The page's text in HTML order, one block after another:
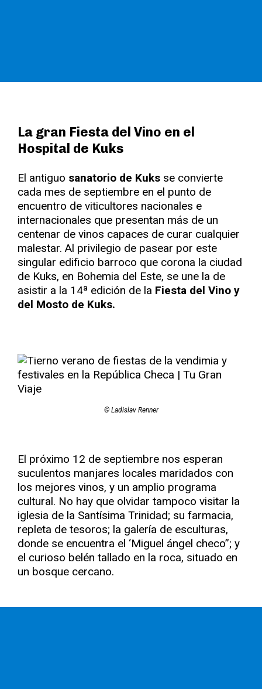
La gran Fiesta del Vino en el
Hospital de Kuks
El antiguo sanatorio de Kuks se convierte
cada mes de septiembre en el punto de
encuentro de viticultores nacionales e
internacionales que presentan más de un
centenar de vinos capaces de curar cualquier
malestar. Al privilegio de pasear por este
singular edificio barroco que corona la ciudad
de Kuks, en Bohemia del Este, se une la de
asistir a la 14ª edición de la Fiesta del Vino y
del Mosto de Kuks.
© Ladislav Renner
El próximo 12 de septiembre nos esperan
suculentos manjares locales maridados con
los mejores vinos, y un amplio programa
cultural. No hay que olvidar tampoco visitar la
iglesia de la Santísima Trinidad; su farmacia,
repleta de tesoros; la galería de esculturas,
donde se encuentra el ‘Miguel ángel checo”; y
el curioso belén tallado en la roca, situado en
un bosque cercano.